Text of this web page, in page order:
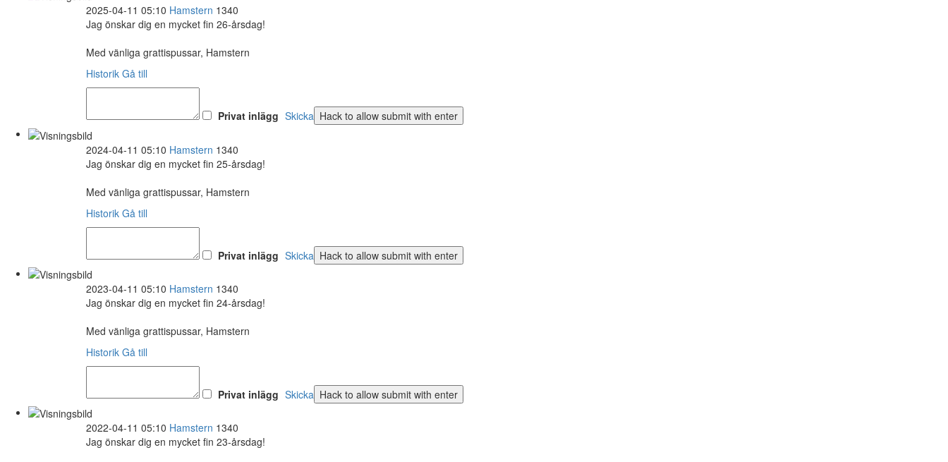
2025-04-11 05:10 Hamstern 1340
Jag önskar dig en mycket fin 26-årsdag!
Med vänliga grattispussar, Hamstern
Historik Gå till
Privat inlägg Skicka
2024-04-11 05:10 Hamstern 1340
Jag önskar dig en mycket fin 25-årsdag!
Med vänliga grattispussar, Hamstern
Historik Gå till
Privat inlägg Skicka
2023-04-11 05:10 Hamstern 1340
Jag önskar dig en mycket fin 24-årsdag!
Med vänliga grattispussar, Hamstern
Historik Gå till
Privat inlägg Skicka
2022-04-11 05:10 Hamstern 1340
Jag önskar dig en mycket fin 23-årsdag!